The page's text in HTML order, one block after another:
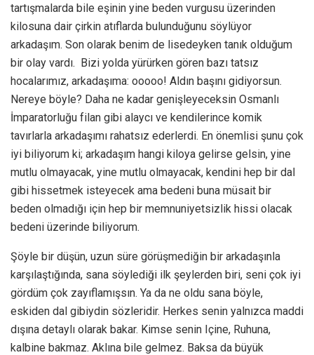
tartışmalarda bile eşinin yine beden vurgusu üzerinden
kilosuna dair çirkin atıflarda bulunduğunu söylüyor
arkadaşım. Son olarak benim de lisedeyken tanık olduğum
bir olay vardı. Bizi yolda yürürken gören bazı tatsız
hocalarımız, arkadaşıma: ooooo! Aldın başını gidiyorsun.
Nereye böyle? Daha ne kadar genişleyeceksin Osmanlı
İmparatorluğu filan gibi alaycı ve kendilerince komik
tavırlarla arkadaşımı rahatsız ederlerdi. En önemlisi şunu çok
iyi biliyorum ki; arkadaşım hangi kiloya gelirse gelsin, yine
mutlu olmayacak, yine mutlu olmayacak, kendini hep bir dal
gibi hissetmek isteyecek ama bedeni buna müsait bir
beden olmadığı için hep bir memnuniyetsizlik hissi olacak
bedeni üzerinde biliyorum.
Şöyle bir düşün, uzun süre görüşmediğin bir arkadaşınla
karşılaştığında, sana söylediği ilk şeylerden biri, seni çok iyi
gördüm çok zayıflamışsın. Ya da ne oldu sana böyle,
eskiden dal gibiydin sözleridir. Herkes senin yalnızca maddi
dışına detaylı olarak bakar. Kimse senin Içine, Ruhuna,
kalbine bakmaz. Aklına bile gelmez. Baksa da büyük